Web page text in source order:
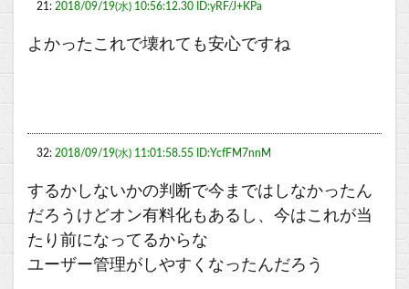
21: 2018/09/19(水) 10:56:12.30 ID:yRF/J+KPa
よかったこれで壊れても安心ですね
32: 2018/09/19(水) 11:01:58.55 ID:YcfFM7nnM
するかしないかの判断で今まではしなかったん
だろうけどオン有料化もあるし、今はこれが当
たり前になってるからな
ユーザー管理がしやすくなったんだろう